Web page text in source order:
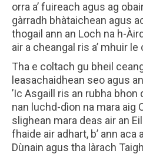
orra a’ fuireach agus ag
gàrradh bhàtaichean agus
thogail ann an Loch na h-
air a cheangal ris a’ mhuir le
Tha e coltach gu bheil
leasachaidhean seo agus
’Ic Asgaill ris an rubha bhon
nan luchd-dìon na mara aig
slighean mara deas air an
fhaide air adhart, b’ ann aca
Dùnain agus tha làrach